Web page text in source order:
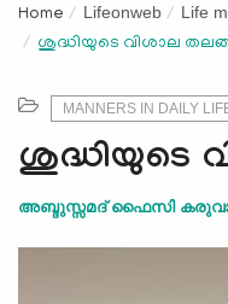
g
l
a
v
i
g
a
Home Lifeonweb Life
ശുദ്ധിയുടെ വിശാല
MANNERS IN DAILY
ശുദ്ധിയുടെ
അബ്ദുസ്സമദ് ഫൈസി